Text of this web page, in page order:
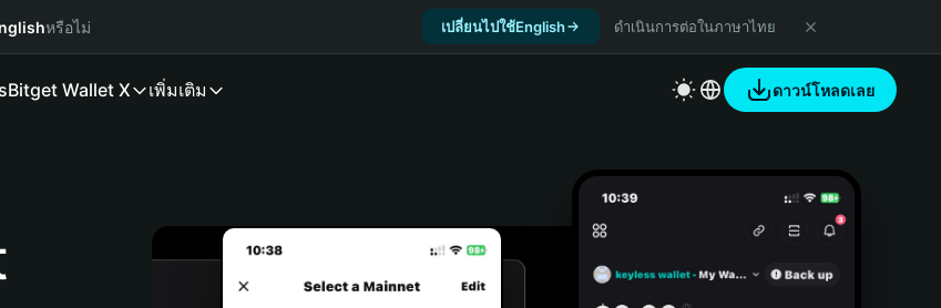
หรือไม่ เปลี่ยนไปใช้English ดำเนินการต่อในภาษาไทย
Bitget Wallet X เพิ่มเติม ดาวน์โหลดเลย